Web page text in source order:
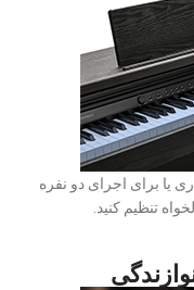
یا برای اجرای دو نفره
تنظیم کنید.